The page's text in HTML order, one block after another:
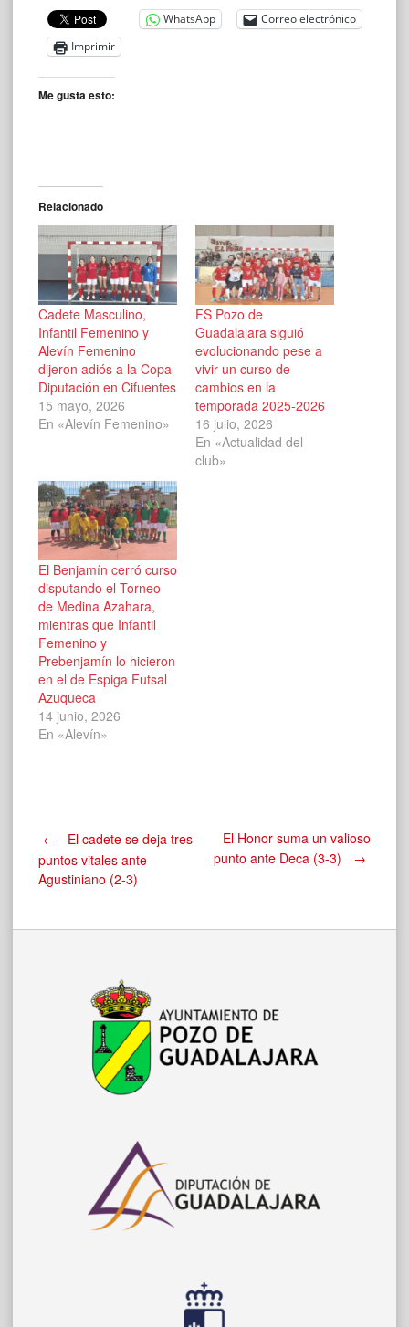
WhatsApp
Correo electrónico
Imprimir
Me gusta esto:
Relacionado
Cadete Masculino,
Infantil Femenino y
Alevín Femenino
dijeron adiós a la Copa
Diputación en Cifuentes
15 mayo, 2026
En «Alevín Femenino»
FS Pozo de
Guadalajara siguió
evolucionando pese a
vivir un curso de
cambios en la
temporada 2025-2026
16 julio, 2026
En «Actualidad del
club»
El Benjamín cerró curso
disputando el Torneo
de Medina Azahara,
mientras que Infantil
Femenino y
Prebenjamín lo hicieron
en el de Espiga Futsal
Azuqueca
14 junio, 2026
En «Alevín»
Navegación
de
←
El cadete se deja tres
puntos vitales ante
Agustiniano (2-3)
El Honor suma un valioso
punto ante Deca (3-3)
→